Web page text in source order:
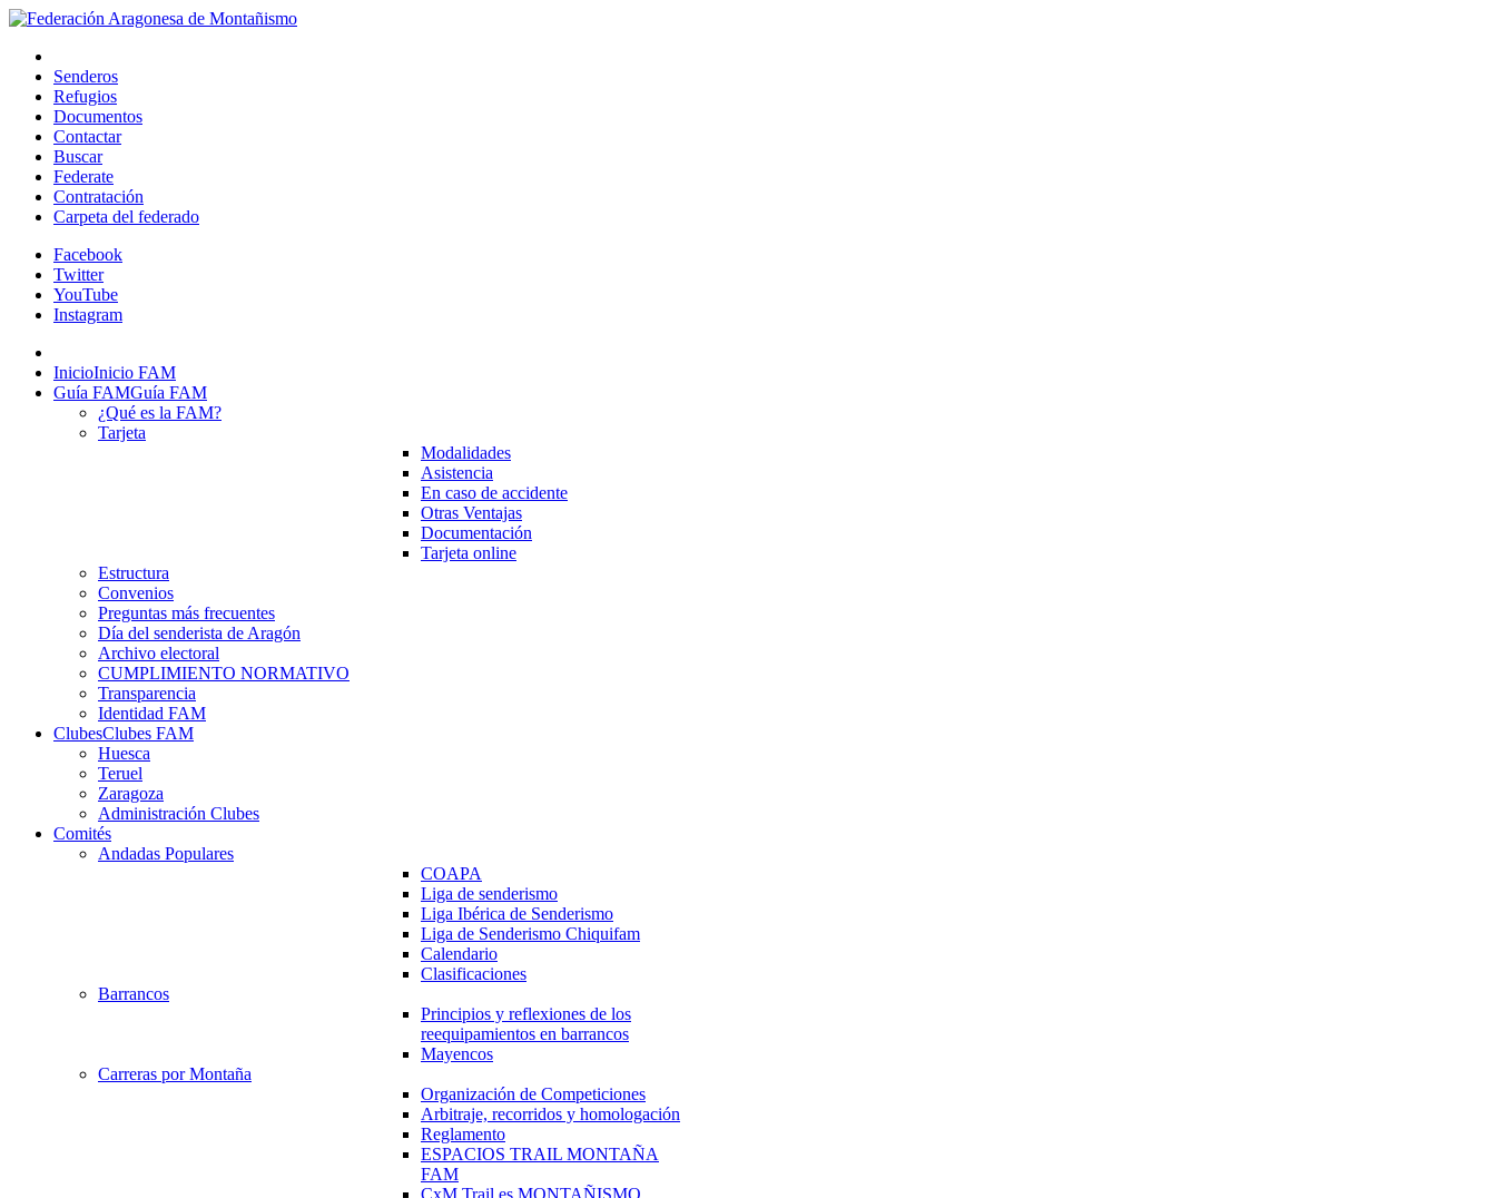
Senderos
Refugios
Documentos
Contactar
Buscar
Federate
Contratación
Carpeta del federado
Facebook
Twitter
YouTube
Instagram
InicioInicio FAM
Guía FAMGuía FAM
¿Qué es la FAM?
Tarjeta
Modalidades
Asistencia
En caso de accidente
Otras Ventajas
Documentación
Tarjeta online
Estructura
Convenios
Preguntas más frecuentes
Día del senderista de Aragón
Archivo electoral
CUMPLIMIENTO NORMATIVO
Transparencia
Identidad FAM
ClubesClubes FAM
Huesca
Teruel
Zaragoza
Administración Clubes
Comités
Andadas Populares
COAPA
Liga de senderismo
Liga Ibérica de Senderismo
Liga de Senderismo Chiquifam
Calendario
Clasificaciones
Barrancos
Principios y reflexiones de los
reequipamientos en barrancos
Mayencos
Carreras por Montaña
Organización de Competiciones
Arbitraje, recorridos y homologación
Reglamento
ESPACIOS TRAIL MONTAÑA
FAM
CxM Trail es MONTAÑISMO